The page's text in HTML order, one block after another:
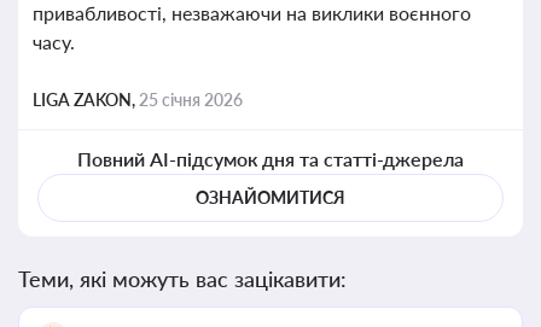
привабливості, незважаючи на виклики воєнного
часу.
LIGA ZAKON, 25 січня 2026
Повний AI-підсумок дня та статті-джерела
ОЗНАЙОМИТИСЯ
Теми, які можуть вас зацікавити: